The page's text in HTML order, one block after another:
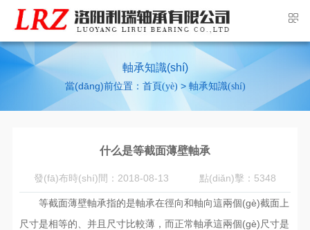
軸承知識(shí)
當(dāng)前位置： 首頁(yè) > 軸承知識(shí)
什么是等截面薄壁軸承
發(fā)布時(shí)間：2018-08-13 點(diǎn)擊：5348
等截面薄壁軸承指的是軸承在徑向和軸向這兩個(gè)截面上
尺寸是相等的、并且尺寸比較薄，而正常軸承這兩個(gè)尺寸是